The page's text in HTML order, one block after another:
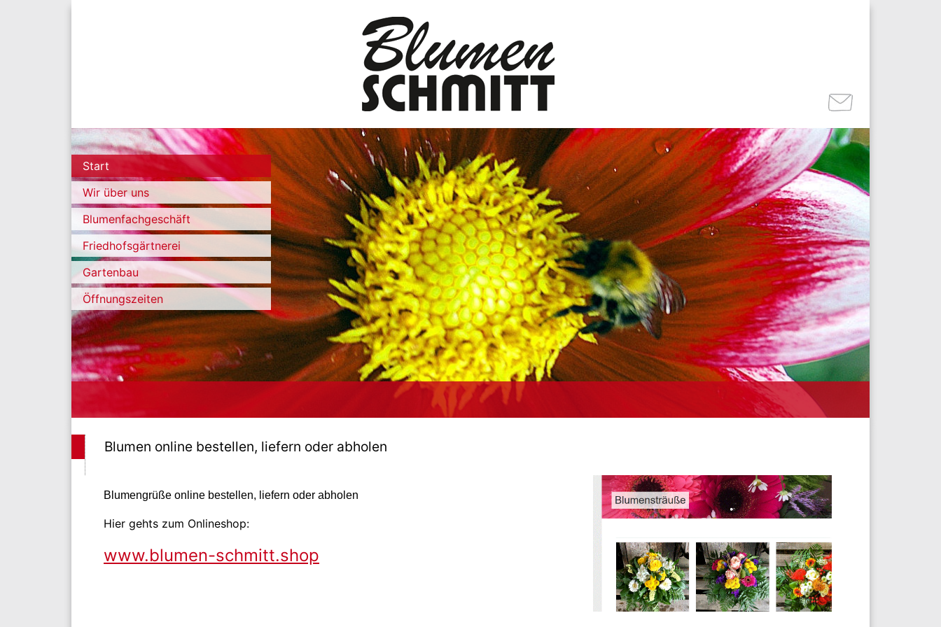
Start
Wir über uns
Blumenfachgeschäft
Friedhofsgärtnerei
Gartenbau
Öffnungszeiten
Blumen online bestellen, liefern oder abholen
Blumengrüße online bestellen, liefern oder abholen
Hier gehts zum Onlineshop:
www.blumen-schmitt.shop